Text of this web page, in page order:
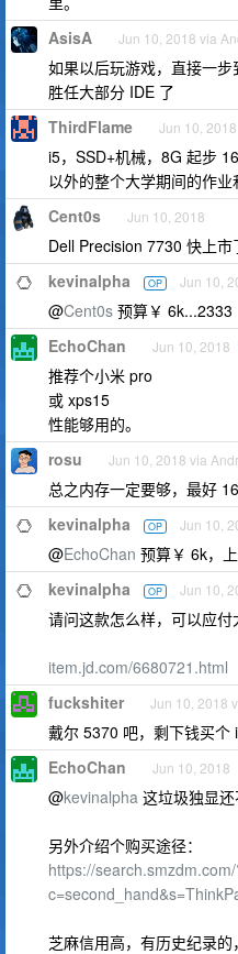
AsisA Jun 10, 2018 via
如果以后玩游戏，直接一
胜任大部分 IDE 了
ThirdFlame Jun 10, 2018
i5，SSD+机械，8G 起步
以外的整个大学期间的作业
Cent0s Jun 10, 2018
Dell Precision 7730 快上
kevinalpha OP Jun 10,
@Cent0s 预算￥ 6k...2333
EchoChan Jun 10, 2018
推荐个小米 pro
或 xps15
性能够用的。
rosu Jun 10, 2018 via
总之内存一定要够，最好
kevinalpha OP Jun 10,
@EchoChan 预算￥ 6k，
kevinalpha OP Jun 10,
请问这款怎么样，可以应付
item.jd.com/6680721.html
fuckshiter Jun 10, 2018
戴尔 5370 吧，剩下钱买个
EchoChan Jun 10, 2018
@kevinalpha 这垃圾独显还
另外介绍个购买途径：
https://
芝麻信用高，有历史纪录